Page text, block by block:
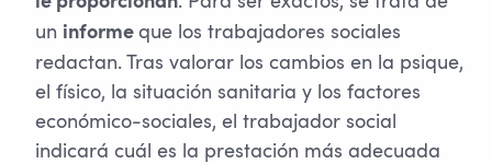
un informe que los trabajadores sociales
redactan. Tras valorar los cambios en la psique,
el físico, la situación sanitaria y los factores
económico-sociales, el trabajador social
indicará cuál es la prestación más adecuada